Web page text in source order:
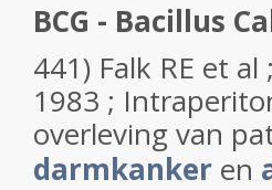
BCG - Bacillus
441) Falk RE et
1983 ;
overleving van
darmkanker en